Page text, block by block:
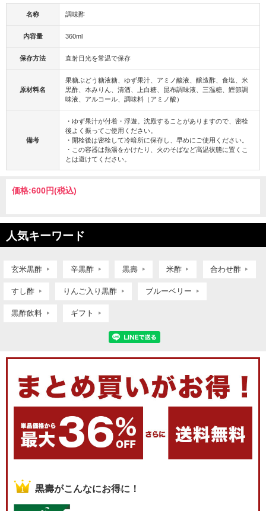
名称 調味酢
内容量 360ml
保存方法 直射日光を常温で保存
原材料名
果糖ぶどう糖液糖、ゆず果汁、アミノ酸液、醸造酢、食塩、米
黒酢、本みりん、清酒、上白糖、昆布調味液、三温糖、鰹節調
味液、アルコール、調味料（アミノ酸）
備考
・ゆず果汁が付着・浮遊。沈殿することがありますので、密栓
後よく振ってご使用ください。
・開栓後は密栓して冷暗所に保存し、早めにご使用ください。
・この容器は熱湯をかけたり、火のそばなど高温状態に置くこ
とは避けてください。
価格:600円(税込)
人気キーワード
玄米黒酢 辛黒酢 黒壽 米酢 合わせ酢
すし酢 りんご入り黒酢 ブルーベリー
黒酢飲料 ギフト
黒壽がこんなにお得に！